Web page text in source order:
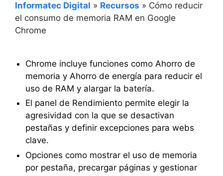
Informatec Digital » Recursos » Cómo reducir
el consumo de memoria RAM en Google
Chrome
Chrome incluye funciones como Ahorro de
memoria y Ahorro de energía para reducir el
uso de RAM y alargar la batería.
El panel de Rendimiento permite elegir la
agresividad con la que se desactivan
pestañas y definir excepciones para webs
clave.
Opciones como mostrar el uso de memoria
por pestaña, precargar páginas y gestionar